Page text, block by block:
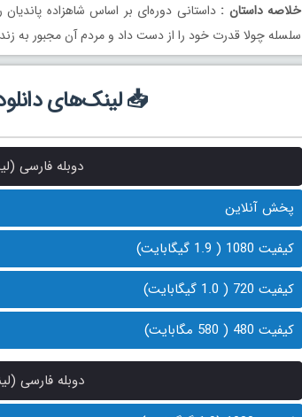
خلاصه داستان : داستانی دوره‌ای بر اساس شاهزاده
سلسله چولا قدرت خود را از دست داد و مردم آن مجبور به
📥 لینک‌های
دوبله فارسی
پخش آنلاین
کیفیت 1080 ( 1.9 گیگابایت)
کیفیت 720 ( 1.0 گیگابایت)
کیفیت 480 ( 580 مگابایت)
دوبله فارسی